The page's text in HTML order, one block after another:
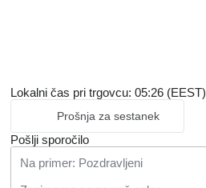
GB0199
GB0200
GA5115
GA4235
Lokalni čas pri trgovcu: 05:26 (EEST)
Prošnja za sestanek
Pošlji sporočilo